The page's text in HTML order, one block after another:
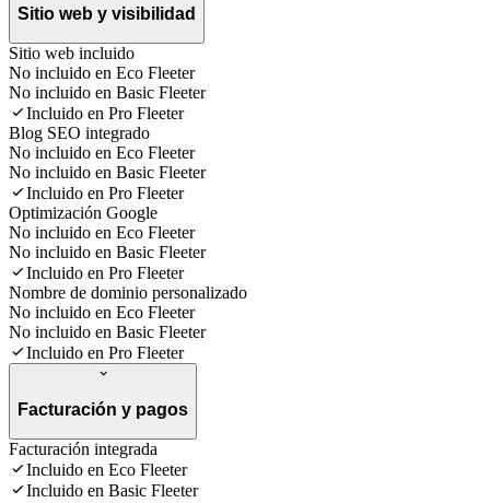
Sitio web y visibilidad
Sitio web incluido
No incluido en Eco Fleeter
No incluido en Basic Fleeter
Incluido en Pro Fleeter
Blog SEO integrado
No incluido en Eco Fleeter
No incluido en Basic Fleeter
Incluido en Pro Fleeter
Optimización Google
No incluido en Eco Fleeter
No incluido en Basic Fleeter
Incluido en Pro Fleeter
Nombre de dominio personalizado
No incluido en Eco Fleeter
No incluido en Basic Fleeter
Incluido en Pro Fleeter
Facturación y pagos
Facturación integrada
Incluido en Eco Fleeter
Incluido en Basic Fleeter